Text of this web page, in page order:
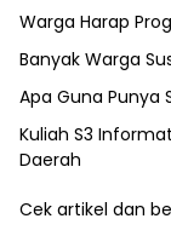
Warga Harap
Banyak Warga
Apa Guna Punya
Kuliah S3
Daerah
Cek artikel dan